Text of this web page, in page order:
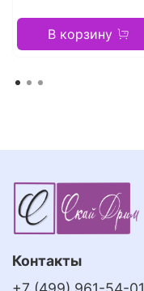
В корзину
Контакты